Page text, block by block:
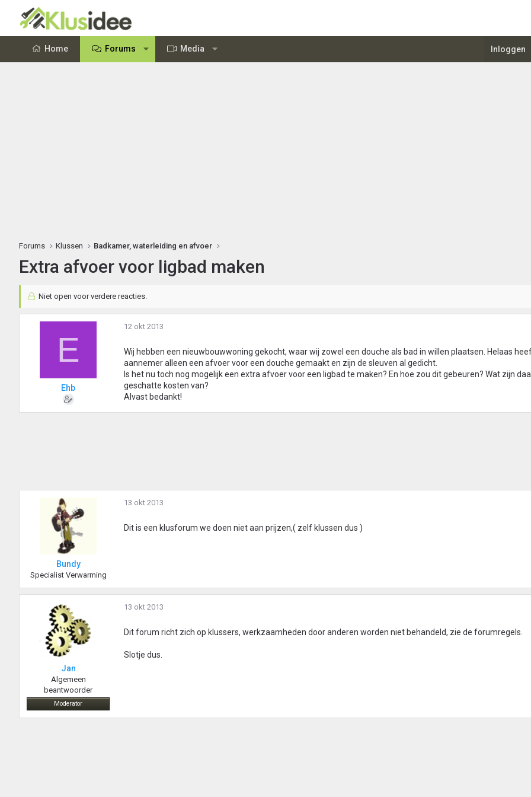
Home Forums Media Inloggen
Forums Klussen Badkamer, waterleiding en afvoer
Extra afvoer voor ligbad maken
Niet open voor verdere reacties.
E
Ehb
12 okt 2013
Wij hebben een nieuwbouwwoning gekocht, waar wij zowel een douche als bad in willen plaatsen. Helaas
aannemer alleen een afvoer voor een douche gemaakt en zijn de sleuven al gedicht.
Is het nu toch nog mogelijk een extra afvoer voor een ligbad te maken? En hoe zou dit gebeuren? Wat zijn
geschatte kosten van?
Alvast bedankt!
Bundy
Specialist Verwarming
13 okt 2013
Dit is een klusforum we doen niet aan prijzen,( zelf klussen dus )
Jan
Algemeen
beantwoorder
Moderator
13 okt 2013
Dit forum richt zich op klussers, werkzaamheden door anderen worden niet behandeld, zie de forumregels.
Slotje dus.